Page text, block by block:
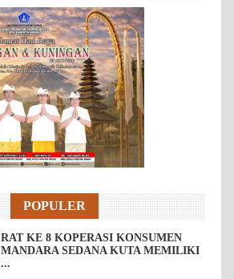
POPULER
RAT KE 8 KOPERASI KONSUMEN
MANDARA SEDANA KUTA MEMILIKI
...